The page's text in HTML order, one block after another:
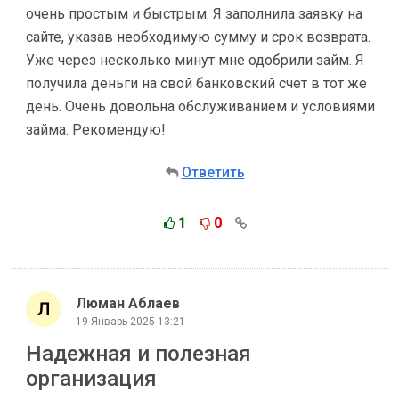
очень простым и быстрым. Я заполнила заявку на
сайте, указав необходимую сумму и срок возврата.
Уже через несколько минут мне одобрили займ. Я
получила деньги на свой банковский счёт в тот же
день. Очень довольна обслуживанием и условиями
займа. Рекомендую!
Ответить
1 0
Люман Аблаев
19 Январь 2025 13:21
Надежная и полезная
организация